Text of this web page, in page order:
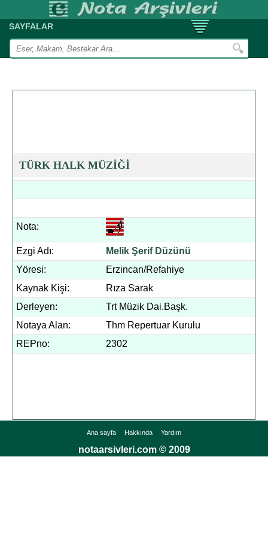
SAYFALAR
TÜRK HALK MÜZİĞİ
Nota:
Ezgi Adı:
Melik Şerif Düzünü
Yöresi:
Erzincan/Refahiye
Kaynak Kişi:
Rıza Sarak
Derleyen:
Trt Müzik Dai.Başk.
Notaya Alan:
Thm Repertuar Kurulu
REPno:
2302
Ana sayfa Hakkında Yardım
notaarsivleri.com © 2009